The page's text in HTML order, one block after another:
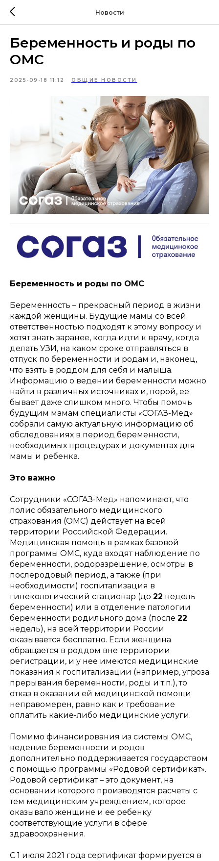
Новости
Беременность и роды по
ОМС
2025-09-18 11:12 ОБЩИЕ НОВОСТИ
Беременность и роды по ОМС
Беременность – прекрасный период в жизни
каждой женщины. Будущие мамы со всей
ответственностью подходят к этому вопросу и
хотят знать заранее, когда идти к врачу, когда
делать УЗИ, на каком сроке отправляться в
отпуск по беременности и родам и, наконец,
что взять в роддом для себя и малыша.
Информацию о ведении беременности можно
найти в различных источниках и, порой, ее
бывает даже слишком много. Чтобы помочь
будущим мамам специалисты «СОГАЗ-Мед»
собрали самую актуальную информацию об
обследованиях в период беременности,
необходимых процедурах и документах для
мамы и ребенка.
Это важно
Сотрудники «СОГАЗ-Мед» напоминают, что
полис обязательного медицинского
страхования (ОМС) действует на всей
территории Российской Федерации.
Медицинская помощь в рамках базовой
программы ОМС, куда входят наблюдение по
беременности, родоразрешение, осмотры в
послеродовый период, а также (при
необходимости) госпитализация в
гинекологический стационар (до 22 недель
беременности) или в отделение патологии
беременности родильного дома (после 22
недель), на всей территории России
оказывается бесплатно. Если женщина
обращается в роддом вне территории
регистрации, и у нее имеются медицинские
показания к госпитализации (например, угроза
прерывания беременности, роды и т.п.), то
отказ в оказании ей медицинской помощи
неправомерен, равно как и требование
оплатить какие-либо медицинские услуги.
Помимо финансирования из системы ОМС,
ведение беременности и родов
дополнительно поддерживается государством
с помощью программы «Родовой сертификат».
Родовой сертификат – это документ, на
основании которого производятся расчеты с
тем медицинским учреждением, которое
оказывало женщине и ее ребенку
соответствующие услуги в сфере
здравоохранения.
С 1 июля 2021 года сертификат формируется в